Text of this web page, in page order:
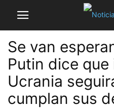
Se van
Putin dice que
Ucrania
cumplan sus